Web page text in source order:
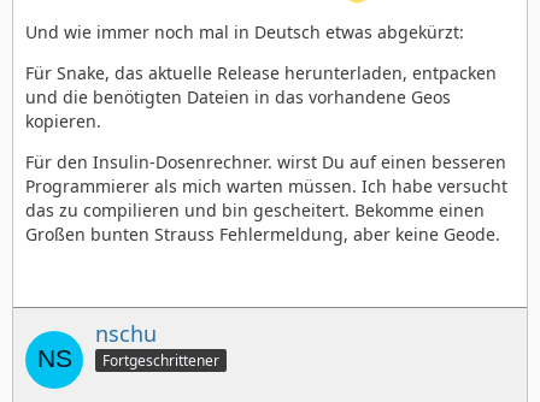
Und wie immer noch mal in Deutsch etwas abgekürzt:
Für Snake, das aktuelle Release herunterladen, entpacken
und die benötigten Dateien in das vorhandene Geos
kopieren.
Für den Insulin-Dosenrechner. wirst Du auf einen besseren
Programmierer als mich warten müssen. Ich habe versucht
das zu compilieren und bin gescheitert. Bekomme einen
Großen bunten Strauss Fehlermeldung, aber keine Geode.
nschu
Fortgeschrittener